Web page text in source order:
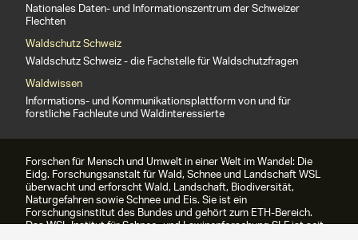
Nationales Daten- und Informationszentrum der Schweizer
Flechten
Waldschutz Schweiz
Waldschutz Schweiz - die Fachstelle für Waldschutzfragen
Waldwissen
Informations- und Kommunikationsplattform von und für
forstliche Fachleute und Waldinteressierte
Forschen für Mensch und Umwelt in einer Welt im Wandel: Die
Eidg. Forschungsanstalt für Wald, Schnee und Landschaft WSL
überwacht und erforscht Wald, Landschaft, Biodiversität,
Naturgefahren sowie Schnee und Eis. Sie ist ein
Forschungsinstitut des Bundes und gehört zum ETH-Bereich.
Das WSL-Institut für Schnee- und Lawinenforschung SLF ist seit